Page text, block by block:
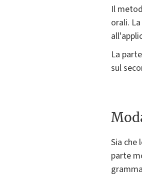
Il
orali.
La
sul
Sia che
parte